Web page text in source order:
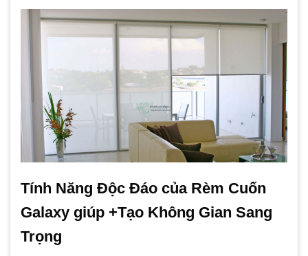
Tính Năng Độc Đáo của Rèm Cuốn
Galaxy giúp +Tạo Không Gian Sang
Trọng